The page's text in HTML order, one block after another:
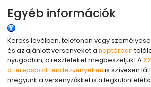
Egyéb információk
Keress levélben, telefonon vagy
és az ajánlott versenyeket a naptárban
nyugodtan, a részleteket megbeszéljük! A
a terepsport rendezvényeken is szívesen
megyünk a versenyzőkkel is a